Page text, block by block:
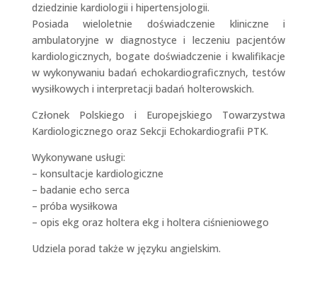
dziedzinie kardiologii i hipertensjologii.
Posiada wieloletnie doświadczenie kliniczne i
ambulatoryjne w diagnostyce i leczeniu pacjentów
kardiologicznych, bogate doświadczenie i kwalifikacje
w wykonywaniu badań echokardiograficznych, testów
wysiłkowych i interpretacji badań holterowskich.
Członek Polskiego i Europejskiego Towarzystwa
Kardiologicznego oraz Sekcji Echokardiografii PTK.
Wykonywane usługi:
– konsultacje kardiologiczne
– badanie echo serca
– próba wysiłkowa
– opis ekg oraz holtera ekg i holtera ciśnieniowego
Udziela porad także w języku angielskim.